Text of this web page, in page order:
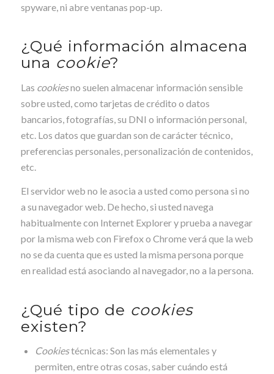
spyware, ni abre ventanas pop-up.
¿Qué información almacena
una cookie?
Las cookiesno suelen almacenar información sensible
sobre usted, como tarjetas de crédito o datos
bancarios, fotografías, su DNI o información personal,
etc. Los datos que guardan son de carácter técnico,
preferencias personales, personalización de contenidos,
etc.
El servidor web no le asocia a usted como persona si no
a su navegador web. De hecho, si usted navega
habitualmente con Internet Explorer y prueba a navegar
por la misma web con Firefox o Chrome verá que la web
no se da cuenta que es usted la misma persona porque
en realidad está asociando al navegador, no a la persona.
¿Qué tipo de cookies
existen?
Cookiestécnicas: Son las más elementales y
permiten, entre otras cosas, saber cuándo está